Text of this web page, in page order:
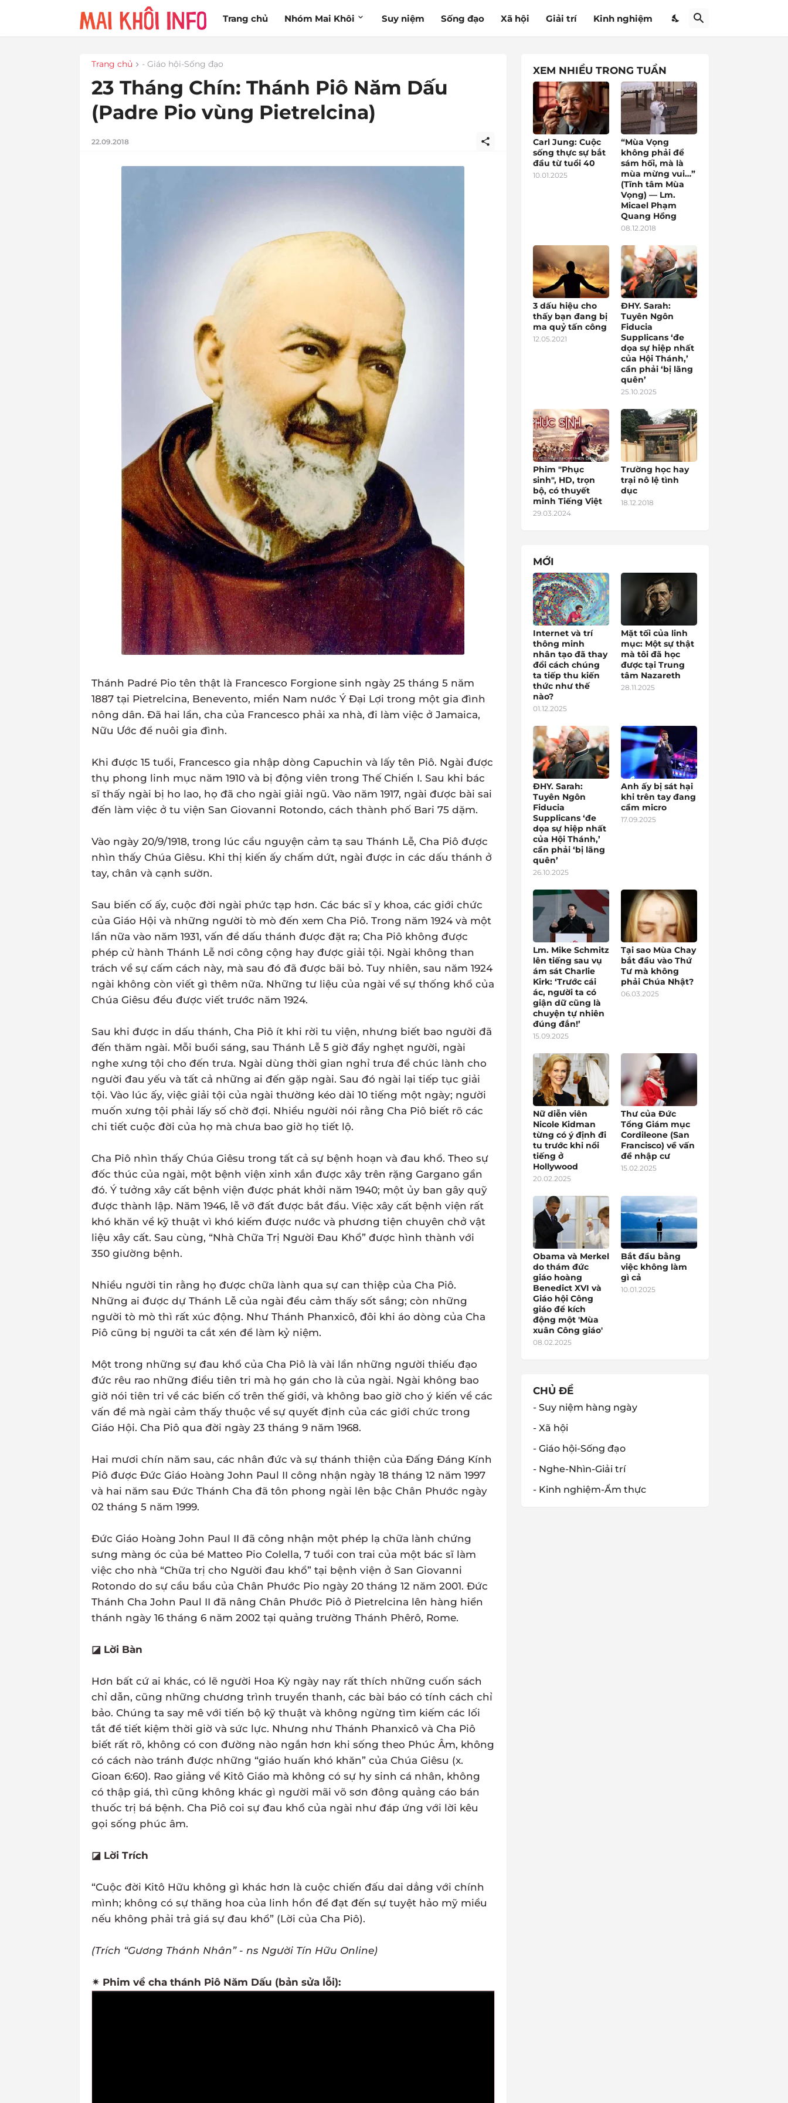
Trang chủ Nhóm Mai Khôi Suy niệm Sống đạo Xã hội Giải trí Kinh nghiệm
Trang chủ - Giáo hội-Sống đạo
23 Tháng Chín: Thánh Piô Năm Dấu
(Padre Pio vùng Pietrelcina)
22.09.2018
Thánh Padré Pio tên thật là Francesco Forgione sinh ngày 25 tháng 5 năm
1887 tại Pietrelcina, Benevento, miền Nam nước Ý Đại Lợi trong một gia đình
nông dân. Ðã hai lần, cha của Francesco phải xa nhà, đi làm việc ở Jamaica,
Nữu Ước để nuôi gia đình.
Khi được 15 tuổi, Francesco gia nhập dòng Capuchin và lấy tên Piô. Ngài được
thụ phong linh mục năm 1910 và bị động viên trong Thế Chiến I. Sau khi bác
sĩ thấy ngài bị ho lao, họ đã cho ngài giải ngũ. Vào năm 1917, ngài được bài sai
đến làm việc ở tu viện San Giovanni Rotondo, cách thành phố Bari 75 dặm.
Vào ngày 20/9/1918, trong lúc cầu nguyện cảm tạ sau Thánh Lễ, Cha Piô được
nhìn thấy Chúa Giêsu. Khi thị kiến ấy chấm dứt, ngài được in các dấu thánh ở
tay, chân và cạnh sườn.
Sau biến cố ấy, cuộc đời ngài phức tạp hơn. Các bác sĩ y khoa, các giới chức
của Giáo Hội và những người tò mò đến xem Cha Piô. Trong năm 1924 và một
lần nữa vào năm 1931, vấn đề dấu thánh được đặt ra; Cha Piô không được
phép cử hành Thánh Lễ nơi công cộng hay được giải tội. Ngài không than
trách về sự cấm cách này, mà sau đó đã được bãi bỏ. Tuy nhiên, sau năm 1924
ngài không còn viết gì thêm nữa. Những tư liệu của ngài về sự thống khổ của
Chúa Giêsu đều được viết trước năm 1924.
Sau khi được in dấu thánh, Cha Piô ít khi rời tu viện, nhưng biết bao người đã
đến thăm ngài. Mỗi buổi sáng, sau Thánh Lễ 5 giờ đầy nghẹt người, ngài
nghe xưng tội cho đến trưa. Ngài dùng thời gian nghỉ trưa để chúc lành cho
người đau yếu và tất cả những ai đến gặp ngài. Sau đó ngài lại tiếp tục giải
tội. Vào lúc ấy, việc giải tội của ngài thường kéo dài 10 tiếng một ngày; người
muốn xưng tội phải lấy số chờ đợi. Nhiều người nói rằng Cha Piô biết rõ các
chi tiết cuộc đời của họ mà chưa bao giờ họ tiết lộ.
Cha Piô nhìn thấy Chúa Giêsu trong tất cả sự bệnh hoạn và đau khổ. Theo sự
đốc thúc của ngài, một bệnh viện xinh xắn được xây trên rặng Gargano gần
đó. Ý tưởng xây cất bệnh viện được phát khởi năm 1940; một ủy ban gây quỹ
được thành lập. Năm 1946, lễ vỡ đất được bắt đầu. Việc xây cất bệnh viện rất
khó khăn về kỹ thuật vì khó kiếm được nước và phương tiện chuyên chở vật
liệu xây cất. Sau cùng, “Nhà Chữa Trị Người Ðau Khổ” được hình thành với
350 giường bệnh.
Nhiều người tin rằng họ được chữa lành qua sự can thiệp của Cha Piô.
Những ai được dự Thánh Lễ của ngài đều cảm thấy sốt sắng; còn những
người tò mò thì rất xúc động. Như Thánh Phanxicô, đôi khi áo dòng của Cha
Piô cũng bị người ta cắt xén để làm kỷ niệm.
Một trong những sự đau khổ của Cha Piô là vài lần những người thiếu đạo
đức rêu rao những điều tiên tri mà họ gán cho là của ngài. Ngài không bao
giờ nói tiên tri về các biến cố trên thế giới, và không bao giờ cho ý kiến về các
vấn đề mà ngài cảm thấy thuộc về sự quyết định của các giới chức trong
Giáo Hội. Cha Piô qua đời ngày 23 tháng 9 năm 1968.
Hai mươi chín năm sau, các nhân đức và sự thánh thiện của Đấng Đáng Kính
Piô được Đức Giáo Hoàng John Paul II công nhận ngày 18 tháng 12 năm 1997
và hai năm sau Đức Thánh Cha đã tôn phong ngài lên bậc Chân Phước ngày
02 tháng 5 năm 1999.
Đức Giáo Hoàng John Paul II đã công nhận một phép lạ chữa lành chứng
sưng màng óc của bé Matteo Pio Colella, 7 tuổi con trai của một bác sĩ làm
việc cho nhà “Chữa trị cho Người đau khổ” tại bệnh viện ở San Giovanni
Rotondo do sự cầu bầu của Chân Phước Pio ngày 20 tháng 12 năm 2001. Đức
Thánh Cha John Paul II đã nâng Chân Phước Piô ở Pietrelcina lên hàng hiển
thánh ngày 16 tháng 6 năm 2002 tại quảng trường Thánh Phêrô, Rome.
◪ Lời Bàn
Hơn bất cứ ai khác, có lẽ người Hoa Kỳ ngày nay rất thích những cuốn sách
chỉ dẫn, cũng những chương trình truyền thanh, các bài báo có tính cách chỉ
bảo. Chúng ta say mê với tiến bộ kỹ thuật và không ngừng tìm kiếm các lối
tắt để tiết kiệm thời giờ và sức lực. Nhưng như Thánh Phanxicô và Cha Piô
biết rất rõ, không có con đường nào ngắn hơn khi sống theo Phúc Âm, không
có cách nào tránh được những “giáo huấn khó khăn” của Chúa Giêsu (x.
Gioan 6:60). Rao giảng về Kitô Giáo mà không có sự hy sinh cá nhân, không
có thập giá, thì cũng không khác gì người mãi võ sơn đông quảng cáo bán
thuốc trị bá bệnh. Cha Piô coi sự đau khổ của ngài như đáp ứng với lời kêu
gọi sống phúc âm.
◪ Lời Trích
“Cuộc đời Kitô Hữu không gì khác hơn là cuộc chiến đấu dai dẳng với chính
mình; không có sự thăng hoa của linh hồn để đạt đến sự tuyệt hảo mỹ miều
nếu không phải trả giá sự đau khổ” (Lời của Cha Piô).
(Trích “Gương Thánh Nhân” - ns Người Tín Hữu Online)
✴ Phim về cha thánh Piô Năm Dấu (bản sửa lỗi):
XEM NHIỀU TRONG TUẦN
Carl Jung: Cuộc
sống thực sự bắt
đầu từ tuổi 40
10.01.2025
“Mùa Vọng
không phải để
sám hối, mà là
mùa mừng vui…”
(Tĩnh tâm Mùa
Vọng) — Lm.
Micael Phạm
Quang Hồng
08.12.2018
3 dấu hiệu cho
thấy bạn đang bị
ma quỷ tấn công
12.05.2021
ĐHY. Sarah:
Tuyên Ngôn
Fiducia
Supplicans ‘đe
dọa sự hiệp nhất
của Hội Thánh,’
cần phải ‘bị lãng
quên’
25.10.2025
Phim "Phục
sinh", HD, trọn
bộ, có thuyết
minh Tiếng Việt
29.03.2024
Trường học hay
trại nô lệ tình
dục
18.12.2018
MỚI
Internet và trí
thông minh
nhân tạo đã thay
đổi cách chúng
ta tiếp thu kiến
thức như thế
nào?
01.12.2025
Mặt tối của linh
mục: Một sự thật
mà tôi đã học
được tại Trung
tâm Nazareth
28.11.2025
ĐHY. Sarah:
Tuyên Ngôn
Fiducia
Supplicans ‘đe
dọa sự hiệp nhất
của Hội Thánh,’
cần phải ‘bị lãng
quên’
26.10.2025
Anh ấy bị sát hại
khi trên tay đang
cầm micro
17.09.2025
Lm. Mike Schmitz
lên tiếng sau vụ
ám sát Charlie
Kirk: ‘Trước cái
ác, người ta có
giận dữ cũng là
chuyện tự nhiên
đúng đắn!’
15.09.2025
Tại sao Mùa Chay
bắt đầu vào Thứ
Tư mà không
phải Chúa Nhật?
06.03.2025
Nữ diễn viên
Nicole Kidman
từng có ý định đi
tu trước khi nổi
tiếng ở
Hollywood
20.02.2025
Thư của Đức
Tổng Giám mục
Cordileone (San
Francisco) về vấn
đề nhập cư
15.02.2025
Obama và Merkel
do thám đức
giáo hoàng
Benedict XVI và
Giáo hội Công
giáo để kích
động một 'Mùa
xuân Công giáo'
08.02.2025
Bắt đầu bằng
việc không làm
gì cả
10.01.2025
CHỦ ĐỀ
- Suy niệm hàng ngày
- Xã hội
- Giáo hội-Sống đạo
- Nghe-Nhìn-Giải trí
- Kinh nghiệm-Ẩm thực